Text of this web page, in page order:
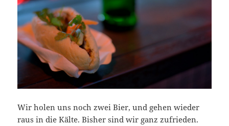
Wir holen uns noch zwei Bier, und gehen wieder
raus in die Kälte. Bisher sind wir ganz zufrieden.